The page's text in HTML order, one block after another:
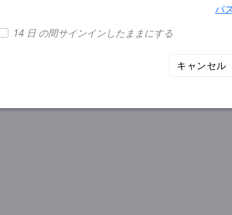
パ
14 日 の間サインインしたままにする
キャンセル